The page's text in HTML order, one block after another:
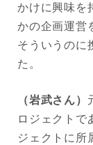
かけに興味を
かの企画運営
そういうのに
た。
（岩武さん）
ロジェクトで
ジェクトに所